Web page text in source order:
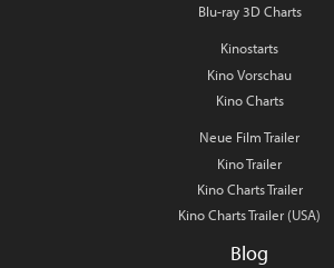
Blu-ray 3D Charts
Kinostarts
Kino Vorschau
Kino Charts
Neue Film Trailer
Kino Trailer
Kino Charts Trailer
Kino Charts Trailer (USA)
Blog